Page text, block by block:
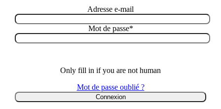
Adresse e-mail
Mot de passe*
Only fill in if you are not human
Mot de passe oublié ?